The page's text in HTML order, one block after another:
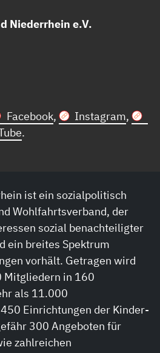
Niederrhein e.V.
Facebook, Instagram,
.
ist ein sozialpolitisch
Wohlfahrtsverband, der
sozial benachteiligter
ein breites Spektrum
vorhält. Getragen wird
Mitgliedern in 160
als 11.000
Einrichtungen der Kinder-
300 Angeboten für
zahlreichen